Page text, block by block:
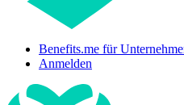
Benefits.me für
Anmelden